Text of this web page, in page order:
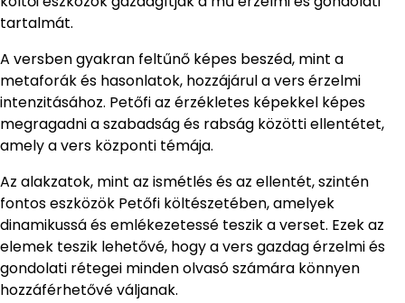
tartalmát.
A versben gyakran feltűnő képes beszéd, mint a
metaforák és hasonlatok, hozzájárul a vers érzelmi
intenzitásához. Petőfi az érzékletes képekkel képes
megragadni a szabadság és rabság közötti ellentétet,
amely a vers központi témája.
Az alakzatok, mint az ismétlés és az ellentét, szintén
fontos eszközök Petőfi költészetében, amelyek
dinamikussá és emlékezetessé teszik a verset. Ezek az
elemek teszik lehetővé, hogy a vers gazdag érzelmi és
gondolati rétegei minden olvasó számára könnyen
hozzáférhetővé váljanak.